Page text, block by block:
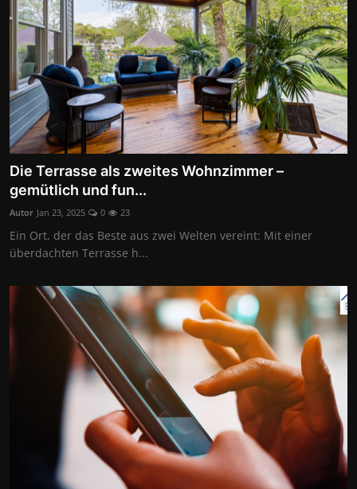
Die Terrasse als zweites Wohnzimmer –
gemütlich und fun...
Autor Jan 23, 2025 0 23
Ein Ort, der das Beste aus zwei Welten vereint: Mit einer
überdachten Terrasse h...